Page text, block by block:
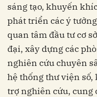
sáng tạo, khuyến
phát triển các ý
quan tâm đầu tư cơ
đại, xây dựng các
nghiên cứu chuyên
hệ thống thư viện
trợ nghiên cứu, cung